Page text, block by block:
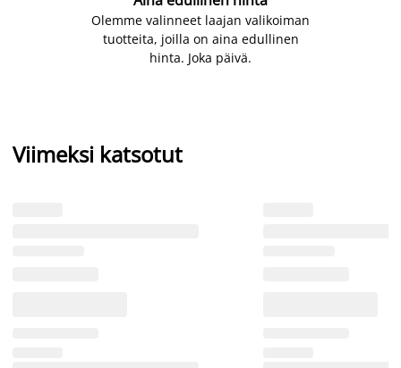
Olemme valinneet laajan valikoiman
tuotteita, joilla on aina edullinen
hinta. Joka päivä.
Viimeksi katsotut